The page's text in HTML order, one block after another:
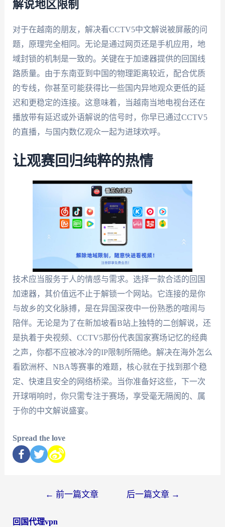
解说地区限制
对于在越南的朋友，解决看CCTV5中文解说被屏蔽的问
题，原理完全相同。无论是通过网页还是手机应用，地
域封锁的机制是一致的。关键在于加速器提供的回国线
路质量。由于东南亚到中国的物理距离较近，配合优质
的专线，你甚至可能获得比一些国内异地观众更低的延
迟和更稳定的连接。这意味着，当越南当地电视台还在
播放带有延迟或外语解说的信号时，你早已通过CCTV5
的直播，与国内数亿观众一起为进球欢呼。
让观赛回归纯粹的热情
技术应当服务于人的情感与需求。选择一款合适的回国
加速器，其价值远不止于解锁一个网站。它连接的是你
与故乡的文化脉搏，是在异国深夜中一份熟悉的喧闹与
陪伴。无论是为了在新加坡看B站上独特的二创解说，还
是执着于央视频、CCTV5那份代表国家赛场记忆的经典
之声，你都不应被冰冷的IP限制所隔绝。解决在海外怎么
看欧洲杯、NBA等赛事的难题，核心就在于找到那个稳
定、快速且安全的网络桥梁。当你准备好这些，下一次
开球哨响时，你只需专注于赛场，享受毫无隔阂的、属
于你的中文解说盛宴。
Spread the love
← 前一篇文章 后一篇文章 →
回国代理vpn